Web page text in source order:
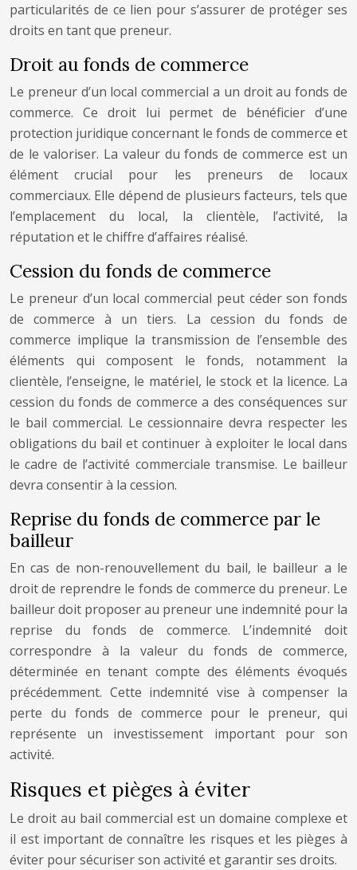
particularités de ce lien pour s’assurer de protéger ses
droits en tant que preneur.
Droit au fonds de commerce
Le preneur d’un local commercial a un droit au fonds de
commerce. Ce droit lui permet de bénéficier d’une
protection juridique concernant le fonds de commerce et
de le valoriser. La valeur du fonds de commerce est un
élément crucial pour les preneurs de locaux
commerciaux. Elle dépend de plusieurs facteurs, tels que
l’emplacement du local, la clientèle, l’activité, la
réputation et le chiffre d’affaires réalisé.
Cession du fonds de commerce
Le preneur d’un local commercial peut céder son fonds
de commerce à un tiers. La cession du fonds de
commerce implique la transmission de l’ensemble des
éléments qui composent le fonds, notamment la
clientèle, l’enseigne, le matériel, le stock et la licence. La
cession du fonds de commerce a des conséquences sur
le bail commercial. Le cessionnaire devra respecter les
obligations du bail et continuer à exploiter le local dans
le cadre de l’activité commerciale transmise. Le bailleur
devra consentir à la cession.
Reprise du fonds de commerce par le
bailleur
En cas de non-renouvellement du bail, le bailleur a le
droit de reprendre le fonds de commerce du preneur. Le
bailleur doit proposer au preneur une indemnité pour la
reprise du fonds de commerce. L’indemnité doit
correspondre à la valeur du fonds de commerce,
déterminée en tenant compte des éléments évoqués
précédemment. Cette indemnité vise à compenser la
perte du fonds de commerce pour le preneur, qui
représente un investissement important pour son
activité.
Risques et pièges à éviter
Le droit au bail commercial est un domaine complexe et
il est important de connaître les risques et les pièges à
éviter pour sécuriser son activité et garantir ses droits.